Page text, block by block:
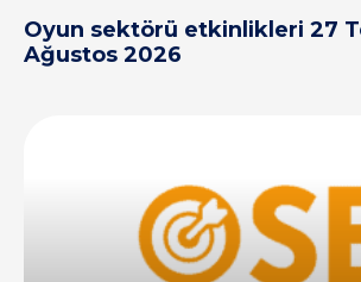
Oyun sektörü etkinlikleri 27
Ağustos 2026